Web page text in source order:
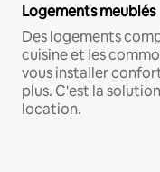
Logements meublés
Des logements
cuisine et les
vous installer
plus. C'est la
location.